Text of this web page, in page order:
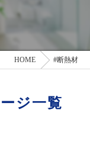
HOME #断熱材
ジ一覧